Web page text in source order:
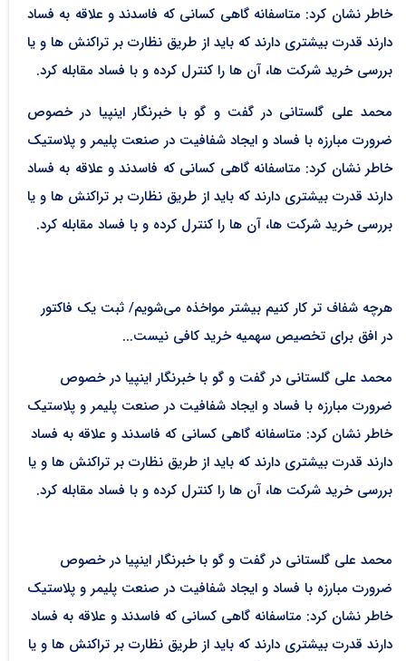
خاطر نشان کرد: متاسفانه گاهی کسانی که فاسدند و علاقه به فساد
دارند قدرت بیشتری دارند که باید از طریق نظارت بر تراکنش ها و یا
بررسی خرید شرکت ها، آن ها را کنترل کرده و با فساد مقابله کرد.
محمد علی گلستانی در گفت و گو با خبرنگار اینپیا در خصوص
ضرورت مبارزه با فساد و ایجاد شفافیت در صنعت پلیمر و پلاستیک
خاطر نشان کرد: متاسفانه گاهی کسانی که فاسدند و علاقه به فساد
دارند قدرت بیشتری دارند که باید از طریق نظارت بر تراکنش ها و یا
بررسی خرید شرکت ها، آن ها را کنترل کرده و با فساد مقابله کرد.
هرچه شفاف تر کار کنیم بیشتر مواخذه می‌شویم/ ثبت یک فاکتور
در افق برای تخصیص سهمیه خرید کافی نیست...
محمد علی گلستانی در گفت و گو با خبرنگار اینپیا در خصوص
ضرورت مبارزه با فساد و ایجاد شفافیت در صنعت پلیمر و پلاستیک
خاطر نشان کرد: متاسفانه گاهی کسانی که فاسدند و علاقه به فساد
دارند قدرت بیشتری دارند که باید از طریق نظارت بر تراکنش ها و یا
بررسی خرید شرکت ها، آن ها را کنترل کرده و با فساد مقابله کرد.
محمد علی گلستانی در گفت و گو با خبرنگار اینپیا در خصوص
ضرورت مبارزه با فساد و ایجاد شفافیت در صنعت پلیمر و پلاستیک
خاطر نشان کرد: متاسفانه گاهی کسانی که فاسدند و علاقه به فساد
دارند قدرت بیشتری دارند که باید از طریق نظارت بر تراکنش ها و یا